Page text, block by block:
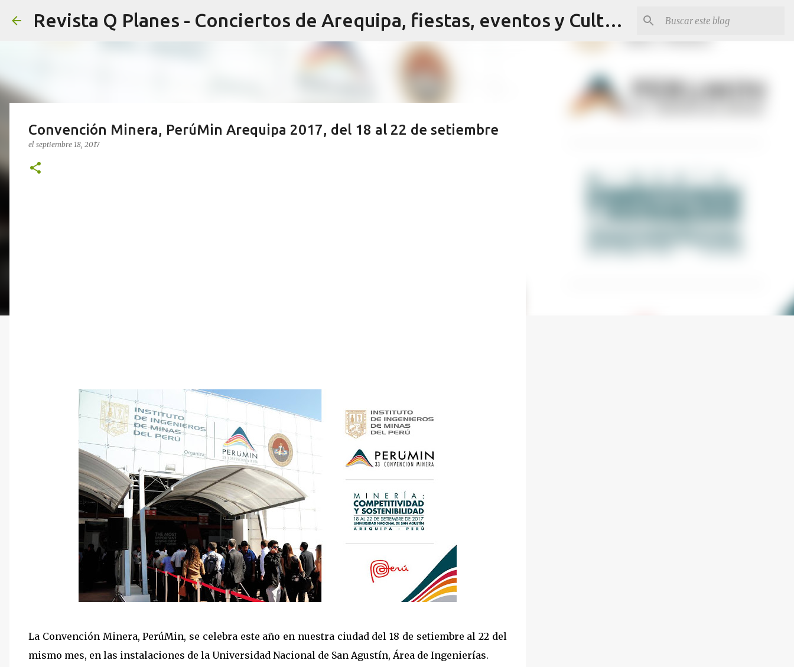
Ir al contenido principal Revista Q Planes - Conciertos de Arequipa, fiestas, eventos y Cultura
Convención Minera, PerúMin Arequipa 2017, del 18 al 22 de setiembre
el septiembre 18, 2017
La Convención Minera, PerúMin, se celebra este año en nuestra ciudad del 18 de setiembre al 22 del
mismo mes, en las instalaciones de la Universidad Nacional de San Agustín, Área de Ingenierías.